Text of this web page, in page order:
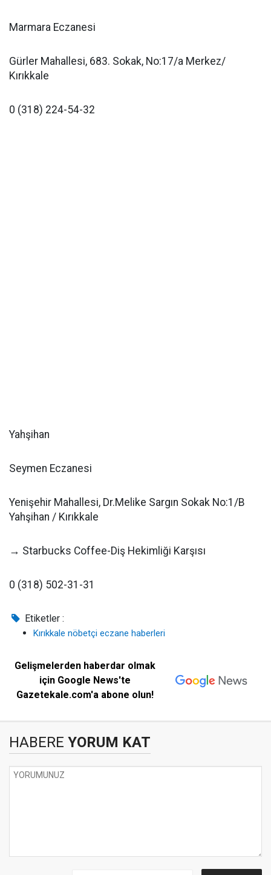
Marmara Eczanesi
Gürler Mahallesi, 683. Sokak, No:17/a Merkez/
Kırıkkale
0 (318) 224-54-32
Yahşihan
Seymen Eczanesi
Yenişehir Mahallesi, Dr.Melike Sargın Sokak No:1/B
Yahşihan / Kırıkkale
→ Starbucks Coffee-Diş Hekimliği Karşısı
0 (318) 502-31-31
Etiketler :
Kırıkkale nöbetçi eczane haberleri
Gelişmelerden haberdar olmak
için Google News'te
Gazetekale.com'a abone olun!
HABERE YORUM KAT